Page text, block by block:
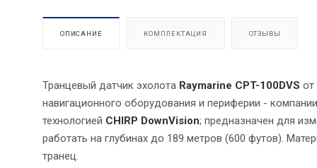
ОПИСАНИЕ КОМПЛЕКТАЦИЯ ОТЗЫВЫ
Транцевый датчик эхолота Raymarine CPT-100DVS от
навигационного оборудования и периферии -
технологией CHIRP DownVision; предназначен для
работать на глубинах до 189 метров (600 футов).
транец.